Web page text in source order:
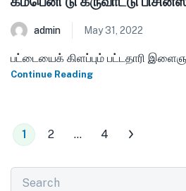
admin May 31, 2022
பட்டையைக் கிளப்பும் பட்டதாரி
Continue Reading
1 2 … 4